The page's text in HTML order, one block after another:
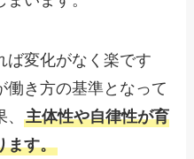
ば変化がなく楽です
働き方の基準となって
、主体性や自律性が育
ます。